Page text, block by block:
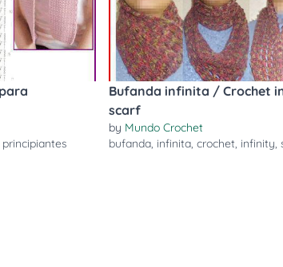
principiantes
Bufanda infinita / Crochet
scarf
by Mundo Crochet
bufanda, infinita, crochet, infinity,